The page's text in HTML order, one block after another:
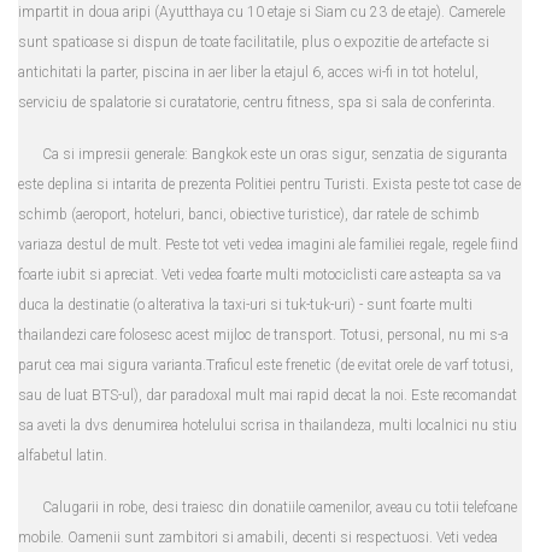
impartit in doua aripi (Ayutthaya cu 10 etaje si Siam cu 23 de etaje). Camerele
sunt spatioase si dispun de toate facilitatile, plus o expozitie de artefacte si
antichitati la parter, piscina in aer liber la etajul 6, acces wi-fi in tot hotelul,
serviciu de spalatorie si curatatorie, centru fitness, spa si sala de conferinta.
Ca si impresii generale: Bangkok este un oras sigur, senzatia de siguranta
este deplina si intarita de prezenta Politiei pentru Turisti. Exista peste tot case de
schimb (aeroport, hoteluri, banci, obiective turistice), dar ratele de schimb
variaza destul de mult. Peste tot veti vedea imagini ale familiei regale, regele fiind
foarte iubit si apreciat. Veti vedea foarte multi motociclisti care asteapta sa va
duca la destinatie (o alterativa la taxi-uri si tuk-tuk-uri) - sunt foarte multi
thailandezi care folosesc acest mijloc de transport. Totusi, personal, nu mi s-a
parut cea mai sigura varianta.Traficul este frenetic (de evitat orele de varf totusi,
sau de luat BTS-ul), dar paradoxal mult mai rapid decat la noi. Este recomandat
sa aveti la dvs denumirea hotelului scrisa in thailandeza, multi localnici nu stiu
alfabetul latin.
Calugarii in robe, desi traiesc din donatiile oamenilor, aveau cu totii telefoane
mobile. Oamenii sunt zambitori si amabili, decenti si respectuosi. Veti vedea